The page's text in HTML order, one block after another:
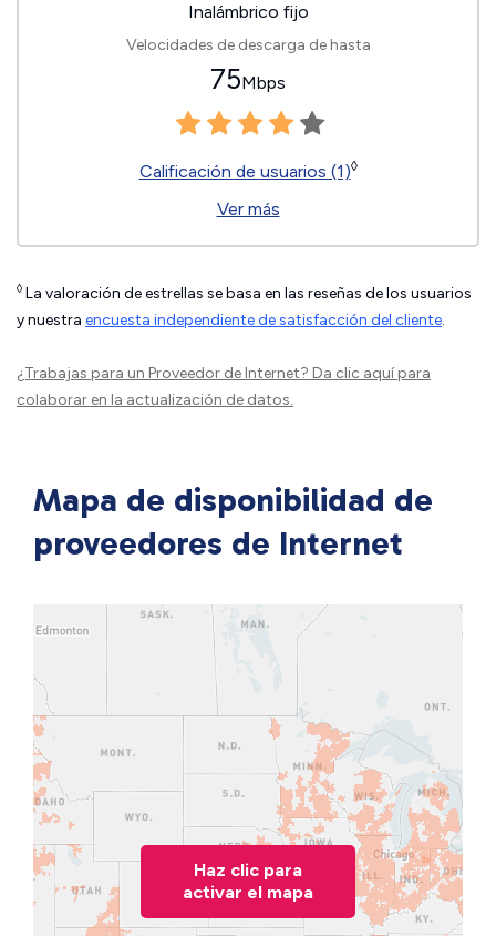
Inalámbrico fijo
Velocidades de descarga de hasta
75Mbps
Calificación de usuarios (1)◊
Ver más
◊ La valoración de estrellas se basa en las reseñas de los usuarios
y nuestra encuesta independiente de satisfacción del cliente.
¿Trabajas para un Proveedor de Internet? Da clic aquípara
colaborar en la actualización de datos.
Mapa de disponibilidad de
proveedores de Internet
Haz clic para
activar el mapa